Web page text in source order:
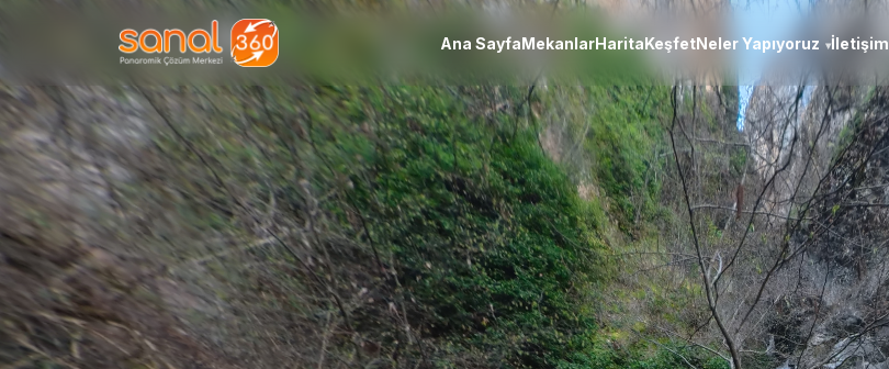
Ana SayfaMekanlarHaritaKeşfetNeler Yapıyoruz ▾İletişim